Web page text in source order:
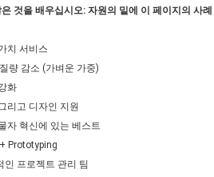
것을 배우십시오: 자원의 밑에 이 페이지의 사
치 서비스
량 감소 (가벼운 가중)
화
리고 디자인 지원
자 혁신에 있는 베스트
Prototyping
인 프로젝트 관리 팀